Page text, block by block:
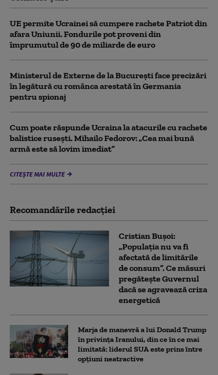
UE permite Ucrainei să cumpere rachete Patriot din
afara Uniunii. Fondurile pot proveni din
împrumutul de 90 de miliarde de euro
Ministerul de Externe de la București face precizări
în legătură cu românca arestată în Germania
pentru spionaj
Cum poate răspunde Ucraina la atacurile cu rachete
balistice rusești. Mihailo Fedorov: „Cea mai bună
armă este să lovim imediat”
CITEȘTE MAI MULTE
Recomandările redacţiei
Cristian Bușoi:
„Populația nu va fi
afectată de limitările
de consum”. Ce măsuri
pregătește Guvernul
dacă se agravează criza
energetică
Marja de manevră a lui Donald Trump
în privința Iranului, din ce în ce mai
limitată: liderul SUA este prins între
opțiuni neatractive